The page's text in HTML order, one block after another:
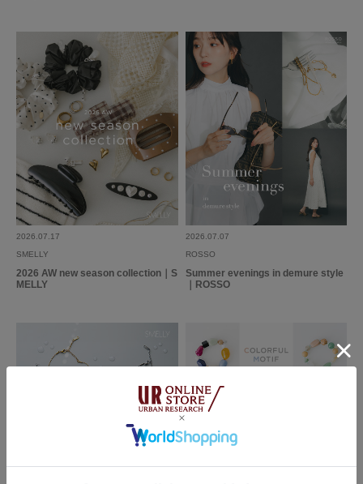
2026.07.17
SMELLY
2026 AW new season collection｜S
MELLY
2026.07.07
ROSSO
Summer evenings in demure style
｜ROSSO